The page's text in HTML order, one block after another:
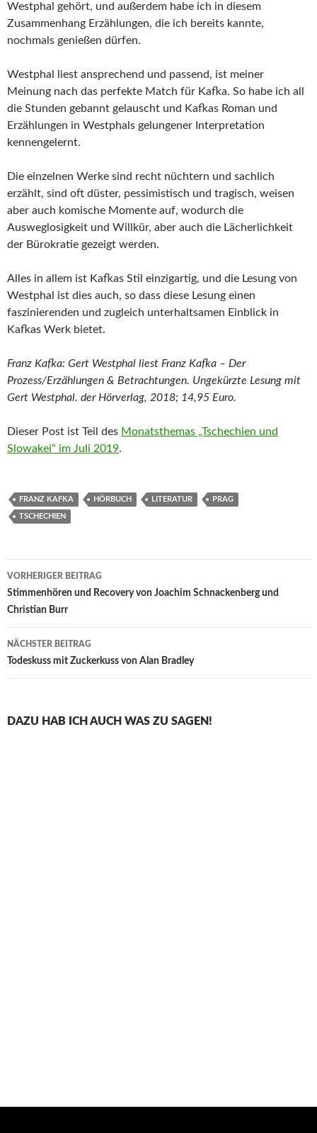
Westphal gehört, und außerdem habe ich in diesem
Zusammenhang Erzählungen, die ich bereits kannte,
nochmals genießen dürfen.
Westphal liest ansprechend und passend, ist meiner
Meinung nach das perfekte Match für Kafka. So habe ich all
die Stunden gebannt gelauscht und Kafkas Roman und
Erzählungen in Westphals gelungener Interpretation
kennengelernt.
Die einzelnen Werke sind recht nüchtern und sachlich
erzählt, sind oft düster, pessimistisch und tragisch, weisen
aber auch komische Momente auf, wodurch die
Ausweglosigkeit und Willkür, aber auch die Lächerlichkeit
der Bürokratie gezeigt werden.
Alles in allem ist Kafkas Stil einzigartig, und die Lesung von
Westphal ist dies auch, so dass diese Lesung einen
faszinierenden und zugleich unterhaltsamen Einblick in
Kafkas Werk bietet.
Franz Kafka: Gert Westphal liest Franz Kafka – Der
Prozess/Erzählungen & Betrachtungen. Ungekürzte Lesung mit
Gert Westphal. der Hörverlag, 2018; 14,95 Euro.
Dieser Post ist Teil des Monatsthemas „Tschechien und
Slowakei“ im Juli 2019.
FRANZ KAFKA HÖRBUCH LITERATUR PRAG
TSCHECHIEN
Beitragsnavigation
VORHERIGER BEITRAG
Stimmenhören und Recovery von Joachim Schnackenberg und
Christian Burr
NÄCHSTER BEITRAG
Todeskuss mit Zuckerkuss von Alan Bradley
DAZU HAB ICH AUCH WAS ZU SAGEN!